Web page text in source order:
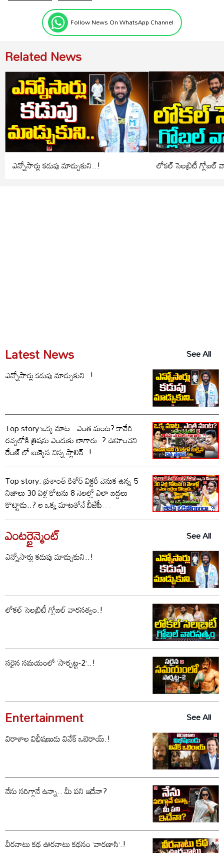
Follow News On WhatsApp Channel
Related News
ఎన్నోసార్లు కడుపు మాడ్చుకుని..! లోకల్ సెలబ్రిటీ గ్లోబల్
Latest News
See All
ఎన్నోసార్లు కడుపు మాడ్చుకుని..!
Top story:ఒక్క మాట.. ఎంత మంట? కావేరి
రచ్చలోకి త్రిషను ఎందుకు లాగారు..? ఊహించని
రేంజ్ లో బుక్కైన చిన్న స్టాలిన్..!
Top story: ప్రశాంత్ కిశోర్ విక్టరీ వెనుక ఉన్న 5
నిజాలు 30 ఏళ్ల కోటను 8 నెలల్లో ఎలా బద్దలు
కొట్టాడు..? ఆ ఒక్క మాటతోనే బీజేపీ
ఓడిపోయిందా..?
ఎంటర్టైన్మెంట్
See All
ఎన్నోసార్లు కడుపు మాడ్చుకుని..!
లోకల్ సెలబ్రిటీ గ్లోబల్ వారసత్వం.!
సరైన సమయంలో ‘సార్పట్ట-2’..!
Entertainment
See All
విరాళాల విభీషణుడు వివేక్ ఒబెరాయ్.!
నేను సరిగ్గానే ఉన్నా.. మీ పని ఇదేనా?
వీరనాటు కథ ఊరనాటు కథనం ‘వారణాసి’.!